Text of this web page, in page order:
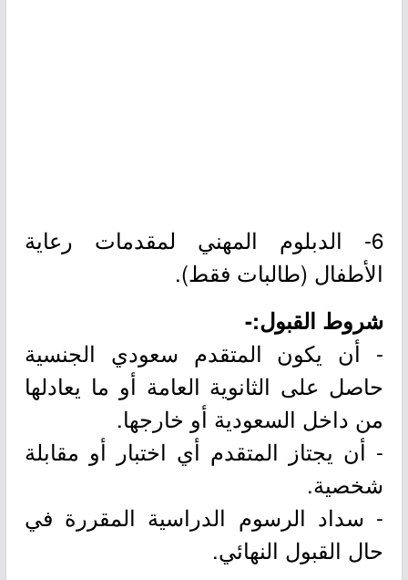
6- الدبلوم المهني لمقدمات رعاية
الأطفال (طالبات فقط).
شروط القبول:-
- أن يكون المتقدم سعودي الجنسية
حاصل على الثانوية العامة أو ما يعادلها
من داخل السعودية أو خارجها.
- أن يجتاز المتقدم أي اختبار أو مقابلة
شخصية.
- سداد الرسوم الدراسية المقررة في
حال القبول النهائي.